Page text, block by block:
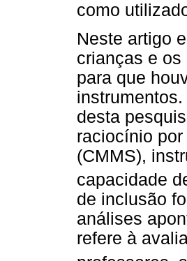
como
Neste artigo
crianças e
para que
desta
raciocínio
(CMMS),
capacidade
de inclusão
análises
refere à